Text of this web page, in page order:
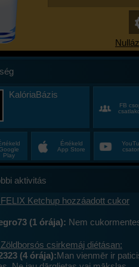
KalóriaBázis
FB
Play
Értékeld
App Store
aktivitás
Ketchup hozzáadott cukor
(1 órája): Nem
csirkemáj diétásan:
(4 órája):Man vienmēr ir